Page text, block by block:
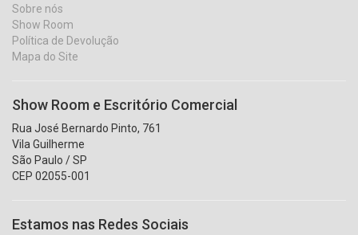
Sobre nós
Show Room
Política de Devolução
Mapa do Site
Show Room e Escritório Comercial
Rua José Bernardo Pinto, 761
Vila Guilherme
São Paulo / SP
CEP 02055-001
Estamos nas Redes Sociais